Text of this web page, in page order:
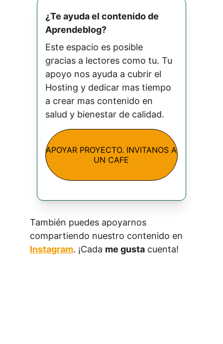
¿Te ayuda el contenido de
Aprendeblog?
Este espacio es posible
gracias a lectores como tu. Tu
apoyo nos ayuda a cubrir el
Hosting y dedicar mas tiempo
a crear mas contenido en
salud y bienestar de calidad.
También puedes apoyarnos
compartiendo nuestro contenido en
Instagram. ¡Cada me gusta cuenta!
APOYAR PROYECTO. INVITANOS A
UN CAFE